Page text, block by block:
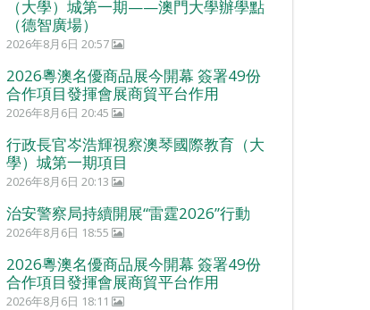
（大學）城第一期——澳門大學辦學點
（德智廣場）
2026年8月6日 20:57
2026粵澳名優商品展今開幕 簽署49份
合作項目發揮會展商貿平台作用
2026年8月6日 20:45
行政長官岑浩輝視察澳琴國際教育（大
學）城第一期項目
2026年8月6日 20:13
治安警察局持續開展“雷霆2026”行動
2026年8月6日 18:55
2026粵澳名優商品展今開幕 簽署49份
合作項目發揮會展商貿平台作用
2026年8月6日 18:11